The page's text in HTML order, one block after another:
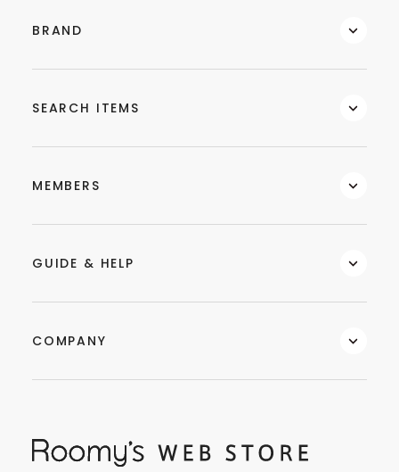
BRAND
SEARCH ITEMS
MEMBERS
GUIDE & HELP
COMPANY